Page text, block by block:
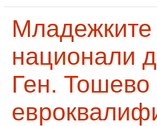
национали
Ген. Тошево